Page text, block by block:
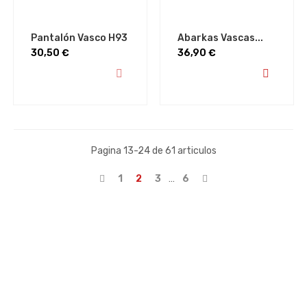
Pantalón Vasco H93
Precio
30,50 €
Abarkas Vascas...
Precio
36,90 €
Pagina 13-24 de 61 articulos
1 2 3 … 6